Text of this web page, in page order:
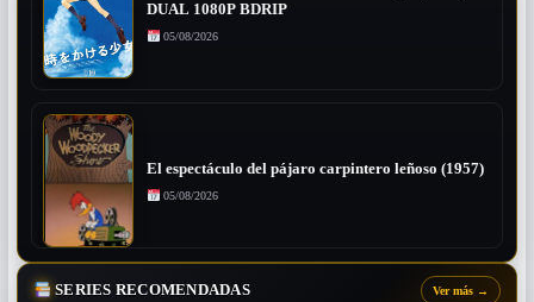
DUAL 1080P BDRIP
05/08/2026
El espectáculo del pájaro carpintero leñoso (1957)
05/08/2026
SERIES RECOMENDADAS Ver más →